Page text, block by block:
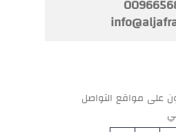
على مواقع التواصل